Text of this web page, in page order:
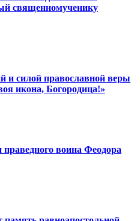
священномученику
и силой православной веры
икона, Богородица!»
праведного воина Феодора